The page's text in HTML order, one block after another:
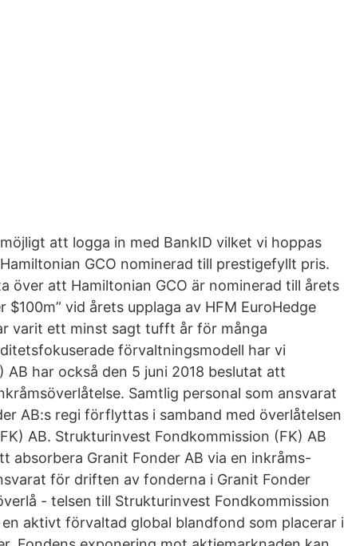
att logga in med BankID vilket vi hoppas
GCO nominerad till prestigefyllt pris.
över att Hamiltonian GCO är nominerad till årets
vid årets upplaga av HFM EuroHedge
varit ett minst sagt tufft år för många
förvaltningsmodell har vi
har också den 5 juni 2018 beslutat att
Samtlig personal som ansvarat
AB:s regi förflyttas i samband med överlåtelsen
AB. Strukturinvest Fondkommission (FK) AB
absorbera Granit Fonder AB via en inkråms-
för driften av fonderna i Granit Fonder
- telsen till Strukturinvest Fondkommission
aktivt förvaltad global blandfond som placerar i